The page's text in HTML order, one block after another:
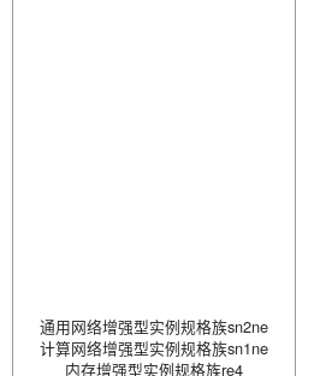
通用网络增强型实例规格族sn2ne
计算网络增强型实例规格族sn1ne
内存增强型实例规格族re4